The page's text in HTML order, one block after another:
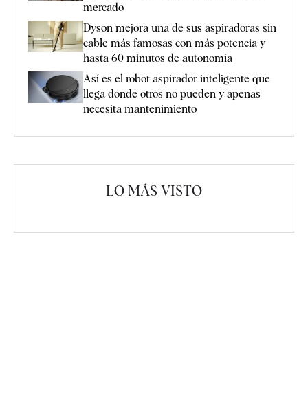
mercado
Dyson mejora una de sus aspiradoras sin
cable más famosas con más potencia y
hasta 60 minutos de autonomía
Así es el robot aspirador inteligente que
llega donde otros no pueden y apenas
necesita mantenimiento
LO MÁS VISTO